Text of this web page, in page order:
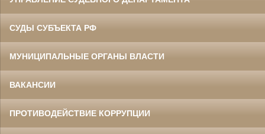
СУДЫ СУБЪЕКТА РФ
МУНИЦИПАЛЬНЫЕ ОРГАНЫ ВЛАСТИ
ВАКАНСИИ
ПРОТИВОДЕЙСТВИЕ КОРРУПЦИИ